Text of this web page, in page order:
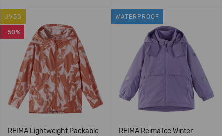
-50%
UV50
REIMA Lightweight Packable
WATERPROOF
REIMA ReimaTec Winter